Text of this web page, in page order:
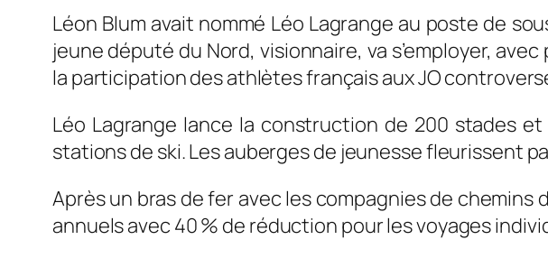
Léon Blum avait nommé Léo Lagrange au poste de
jeune député du Nord, visionnaire, va s’employer,
la participation des athlètes français aux JO
Léo Lagrange lance la construction de 200 stades
stations de ski. Les auberges de jeunesse fleurissent
Après un bras de fer avec les compagnies de
annuels avec 40 % de réduction pour les voyages